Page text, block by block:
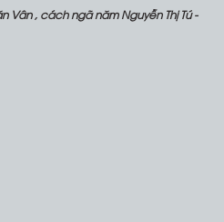
Vân , cách ngã năm Nguyễn Thị Tú -